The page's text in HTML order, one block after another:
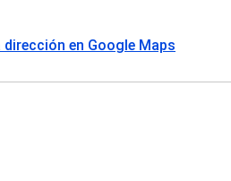
dirección en Google Maps